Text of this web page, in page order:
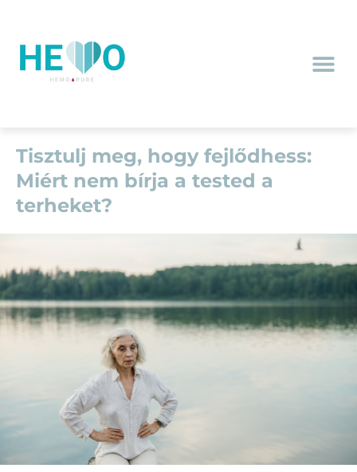
Tisztulj meg, hogy fejlődhess:
Miért nem bírja a tested a
terheket?